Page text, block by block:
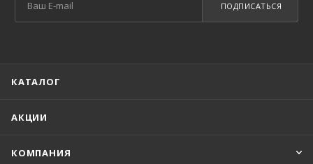
ПОДПИСАТЬСЯ
КАТАЛОГ
АКЦИИ
КОМПАНИЯ